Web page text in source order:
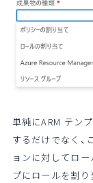
単純にARM テン
するだけでなく、
ョンに対してロ
プにロールを割